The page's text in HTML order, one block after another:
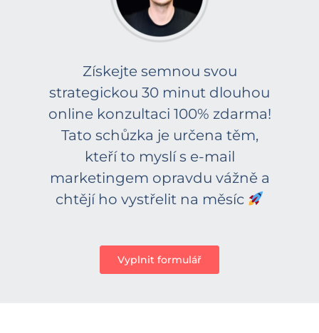
Získejte semnou svou
strategickou 30 minut dlouhou
online konzultaci 100% zdarma!
Tato schůzka je určena těm,
kteří to myslí s e-mail
marketingem opravdu vážně a
chtějí ho vystřelit na měsíc
Vyplnit formulář